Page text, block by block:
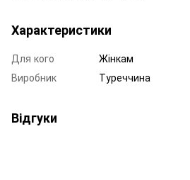
Характеристики
Для кого
Жінкам
Виробник
Туреччина
Відгуки